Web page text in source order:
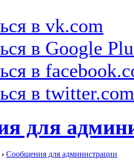
в vk.com
в Google
в
в twitter.com
для
› Сообщения для администрации